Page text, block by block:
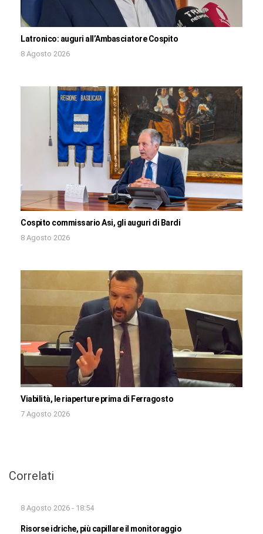
Latronico: auguri all’Ambasciatore Cospito
8 Agosto 2026
Cospito commissario Asi, gli auguri di Bardi
8 Agosto 2026
Viabilità, le riaperture prima di Ferragosto
7 Agosto 2026
Correlati
8 Agosto 2026 - 18:54
Risorse idriche, più capillare il monitoraggio